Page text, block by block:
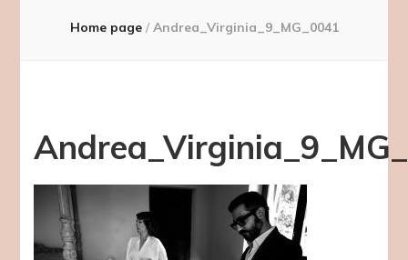
Home page / Andrea_Virginia_9_MG_0041